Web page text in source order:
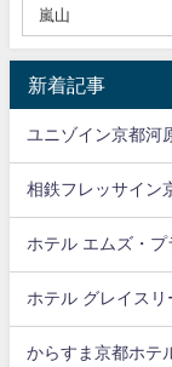
新着記事
ユニゾイン京都河
相鉄フレッサイン
ホテル エムズ・プ
ホテル グレイスリ
からすま京都ホテ